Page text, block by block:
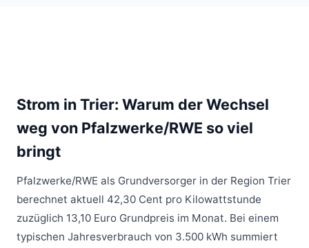
Strom in Trier: Warum der Wechsel
weg von Pfalzwerke/RWE so viel
bringt
Pfalzwerke/RWE als Grundversorger in der Region Trier
berechnet aktuell 42,30 Cent pro Kilowattstunde
zuzüglich 13,10 Euro Grundpreis im Monat. Bei einem
typischen Jahresverbrauch von 3.500 kWh summiert